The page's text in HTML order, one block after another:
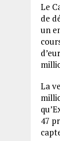
Le
de
un
La
47